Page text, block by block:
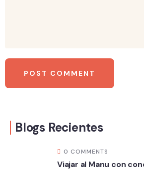
Blogs Recientes
0 COMMENTS
Viajar al Manu con